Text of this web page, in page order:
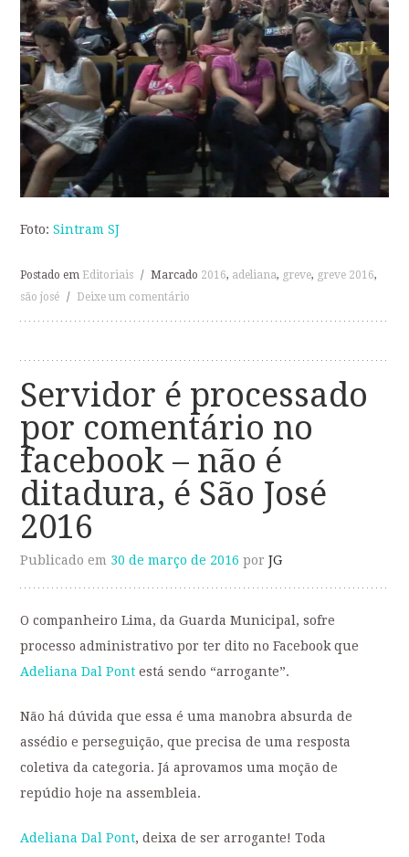
Foto:Sintram SJ
Postado em Editoriais / Marcado 2016, adeliana, greve, greve 2016,
são josé
/ Deixe um comentário
Servidor é processado
por comentário no
facebook – não é
ditadura, é São José
2016
Publicado em 30 de março de 2016 porJG
O companheiro Lima, da Guarda Municipal, sofre
processo administrativo por ter dito no Facebook que
Adeliana Dal Pont está sendo “arrogante”.
Não há dúvida que essa é uma manobra absurda de
assédio e perseguição, que precisa de uma resposta
coletiva da categoria. Já aprovamos uma moção de
repúdio hoje na assembleia.
Adeliana Dal Pont, deixa de ser arrogante! Toda